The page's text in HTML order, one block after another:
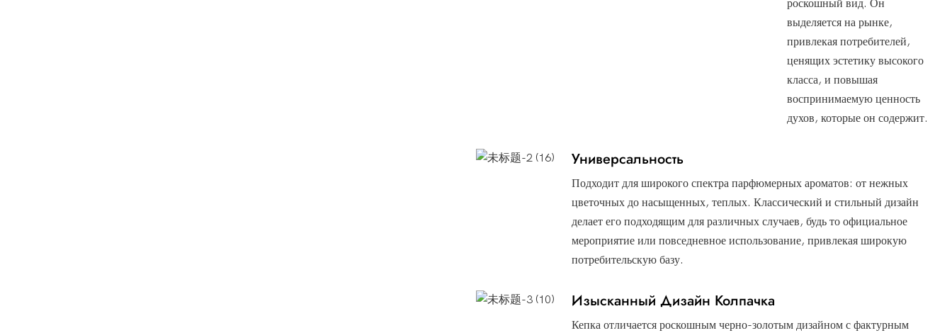
роскошный вид. Он
выделяется на рынке,
привлекая потребителей,
ценящих эстетику высокого
класса, и повышая
воспринимаемую ценность
духов, которые он содержит.
Универсальность
Подходит для широкого спектра парфюмерных ароматов: от нежных
цветочных до насыщенных, теплых. Классический и стильный дизайн
делает его подходящим для различных случаев, будь то официальное
мероприятие или повседневное использование, привлекая широкую
потребительскую базу.
Изысканный Дизайн Колпачка
Кепка отличается роскошным черно-золотым дизайном с фактурным